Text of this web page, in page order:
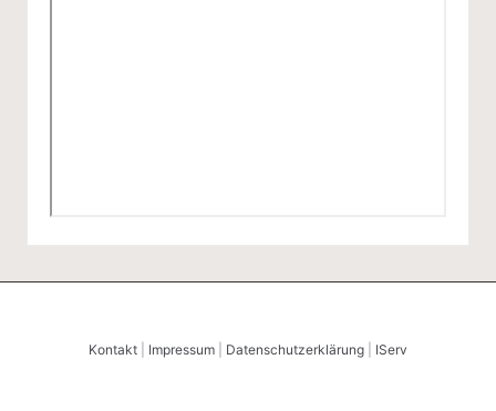
Kontakt Impressum Datenschutzerklärung IServ